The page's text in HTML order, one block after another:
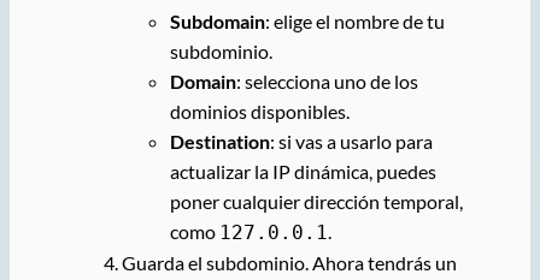
Subdomain: elige el nombre de tu
subdominio.
Domain: selecciona uno de los
dominios disponibles.
Destination: si vas a usarlo para
actualizar la IP dinámica, puedes
poner cualquier dirección temporal,
como 127.0.0.1.
Guarda el subdominio. Ahora tendrás un